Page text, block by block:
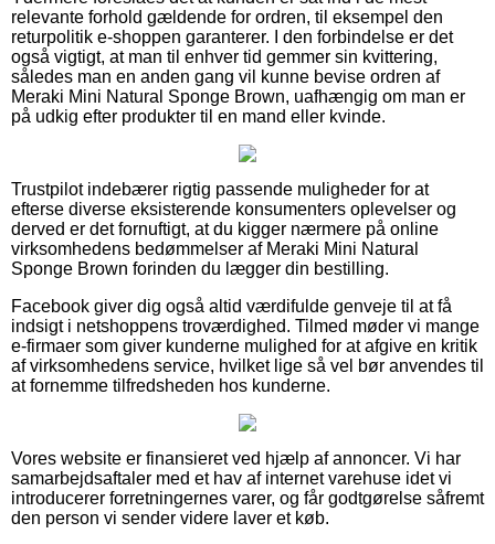
relevante forhold gældende for ordren, til eksempel den
returpolitik e-shoppen garanterer. I den forbindelse er det
også vigtigt, at man til enhver tid gemmer sin kvittering,
således man en anden gang vil kunne bevise ordren af
Meraki Mini Natural Sponge Brown, uafhængig om man er
på udkig efter produkter til en mand eller kvinde.
Trustpilot indebærer rigtig passende muligheder for at
efterse diverse eksisterende konsumenters oplevelser og
derved er det fornuftigt, at du kigger nærmere på online
virksomhedens bedømmelser af Meraki Mini Natural
Sponge Brown forinden du lægger din bestilling.
Facebook giver dig også altid værdifulde genveje til at få
indsigt i netshoppens troværdighed. Tilmed møder vi mange
e-firmaer som giver kunderne mulighed for at afgive en kritik
af virksomhedens service, hvilket lige så vel bør anvendes til
at fornemme tilfredsheden hos kunderne.
Vores website er finansieret ved hjælp af annoncer. Vi har
samarbejdsaftaler med et hav af internet varehuse idet vi
introducerer forretningernes varer, og får godtgørelse såfremt
den person vi sender videre laver et køb.